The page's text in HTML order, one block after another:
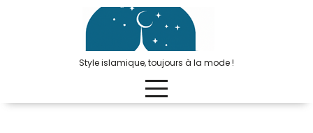
Style islamique, toujours à la mode !